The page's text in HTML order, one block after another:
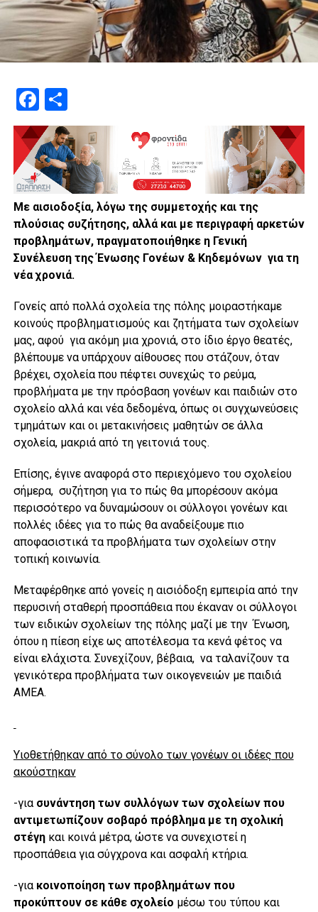
Facebook
Με αισιοδοξία, λόγω της συμμετοχής και της
πλούσιας συζήτησης, αλλά και με περιγραφή αρκετών
προβλημάτων, πραγματοποιήθηκε η Γενική
Συνέλευση της Ένωσης Γονέων & Κηδεμόνων για τη
νέα χρονιά.
Γονείς από πολλά σχολεία της πόλης μοιραστήκαμε
κοινούς προβληματισμούς και ζητήματα των σχολείων
μας, αφού για ακόμη μια χρονιά, στο ίδιο έργο θεατές,
βλέπουμε να υπάρχουν αίθουσες που στάζουν, όταν
βρέχει, σχολεία που πέφτει συνεχώς το ρεύμα,
προβλήματα με την πρόσβαση γονέων και παιδιών στο
σχολείο αλλά και νέα δεδομένα, όπως οι συγχωνεύσεις
τμημάτων και οι μετακινήσεις μαθητών σε άλλα
σχολεία, μακριά από τη γειτονιά τους.
Επίσης, έγινε αναφορά στο περιεχόμενο του σχολείου
σήμερα, συζήτηση για το πώς θα μπορέσουν ακόμα
περισσότερο να δυναμώσουν οι σύλλογοι γονέων και
πολλές ιδέες για το πώς θα αναδείξουμε πιο
αποφασιστικά τα προβλήματα των σχολείων στην
τοπική κοινωνία.
Μεταφέρθηκε από γονείς η αισιόδοξη εμπειρία από την
περυσινή σταθερή προσπάθεια που έκαναν οι σύλλογοι
των ειδικών σχολείων της πόλης μαζί με την Ένωση,
όπου η πίεση είχε ως αποτέλεσμα τα κενά φέτος να
είναι ελάχιστα. Συνεχίζουν, βέβαια, να ταλανίζουν τα
γενικότερα προβλήματα των οικογενειών με παιδιά
ΑΜΕΑ.
Υιοθετήθηκαν από το σύνολο των γονέων οι ιδέες που
ακούστηκαν
-για συνάντηση των συλλόγων των σχολείων που
αντιμετωπίζουν σοβαρό πρόβλημα με τη σχολική
στέγηκαι κοινά μέτρα, ώστε να συνεχιστεί η
προσπάθεια για σύγχρονα και ασφαλή κτήρια.
-για κοινοποίηση των προβλημάτων που
προκύπτουν σε κάθε σχολείο μέσω του τύπου και